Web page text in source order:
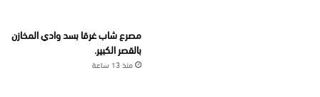
مصرع شاب غرقا بسد وادي المخازن
بالقصر الكبير.
منذ 13 ساعة